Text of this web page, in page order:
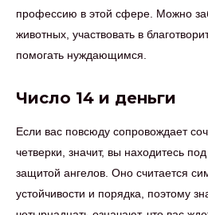
профессию в этой сфере. Можно
животных, участвовать в
помогать нуждающимся.
Число 14 и деньги
Если вас повсюду сопровождает
четверки, значит, вы находитесь под
защитой ангелов. Оно считается
устойчивости и порядка, поэтому